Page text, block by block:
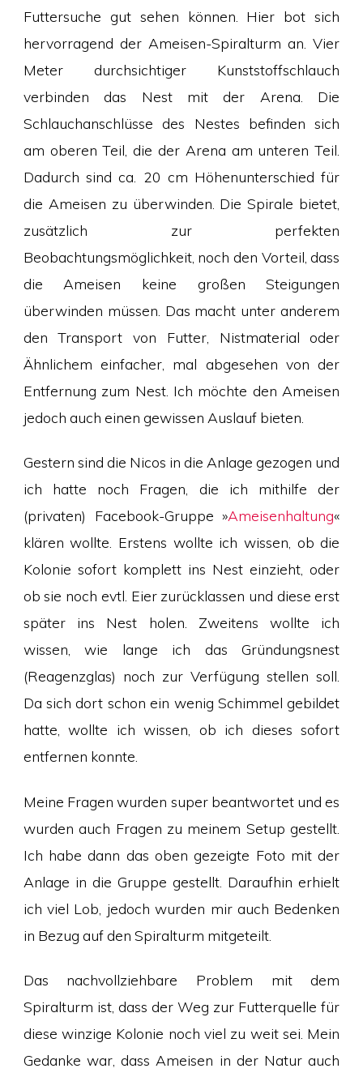
Futtersuche gut sehen können. Hier bot sich
hervorragend der Ameisen-Spiralturm an. Vier
Meter durchsichtiger Kunststoffschlauch
verbinden das Nest mit der Arena. Die
Schlauchanschlüsse des Nestes befinden sich
am oberen Teil, die der Arena am unteren Teil.
Dadurch sind ca. 20 cm Höhenunterschied für
die Ameisen zu überwinden. Die Spirale bietet,
zusätzlich zur perfekten
Beobachtungsmöglichkeit, noch den Vorteil, dass
die Ameisen keine großen Steigungen
überwinden müssen. Das macht unter anderem
den Transport von Futter, Nistmaterial oder
Ähnlichem einfacher, mal abgesehen von der
Entfernung zum Nest. Ich möchte den Ameisen
jedoch auch einen gewissen Auslauf bieten.
Gestern sind die Nicos in die Anlage gezogen und
ich hatte noch Fragen, die ich mithilfe der
(privaten) Facebook-Gruppe »Ameisenhaltung«
klären wollte. Erstens wollte ich wissen, ob die
Kolonie sofort komplett ins Nest einzieht, oder
ob sie noch evtl. Eier zurücklassen und diese erst
später ins Nest holen. Zweitens wollte ich
wissen, wie lange ich das Gründungsnest
(Reagenzglas) noch zur Verfügung stellen soll.
Da sich dort schon ein wenig Schimmel gebildet
hatte, wollte ich wissen, ob ich dieses sofort
entfernen konnte.
Meine Fragen wurden super beantwortet und es
wurden auch Fragen zu meinem Setup gestellt.
Ich habe dann das oben gezeigte Foto mit der
Anlage in die Gruppe gestellt. Daraufhin erhielt
ich viel Lob, jedoch wurden mir auch Bedenken
in Bezug auf den Spiralturm mitgeteilt.
Das nachvollziehbare Problem mit dem
Spiralturm ist, dass der Weg zur Futterquelle für
diese winzige Kolonie noch viel zu weit sei. Mein
Gedanke war, dass Ameisen in der Natur auch